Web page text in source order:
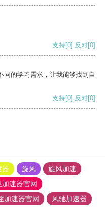
支持[0] 反对[0]
同的学习需求，让我能够找到自
支持[0] 反对[0]
器 旋风
旋风加速
加速器官网
加速器官网 风驰加速器